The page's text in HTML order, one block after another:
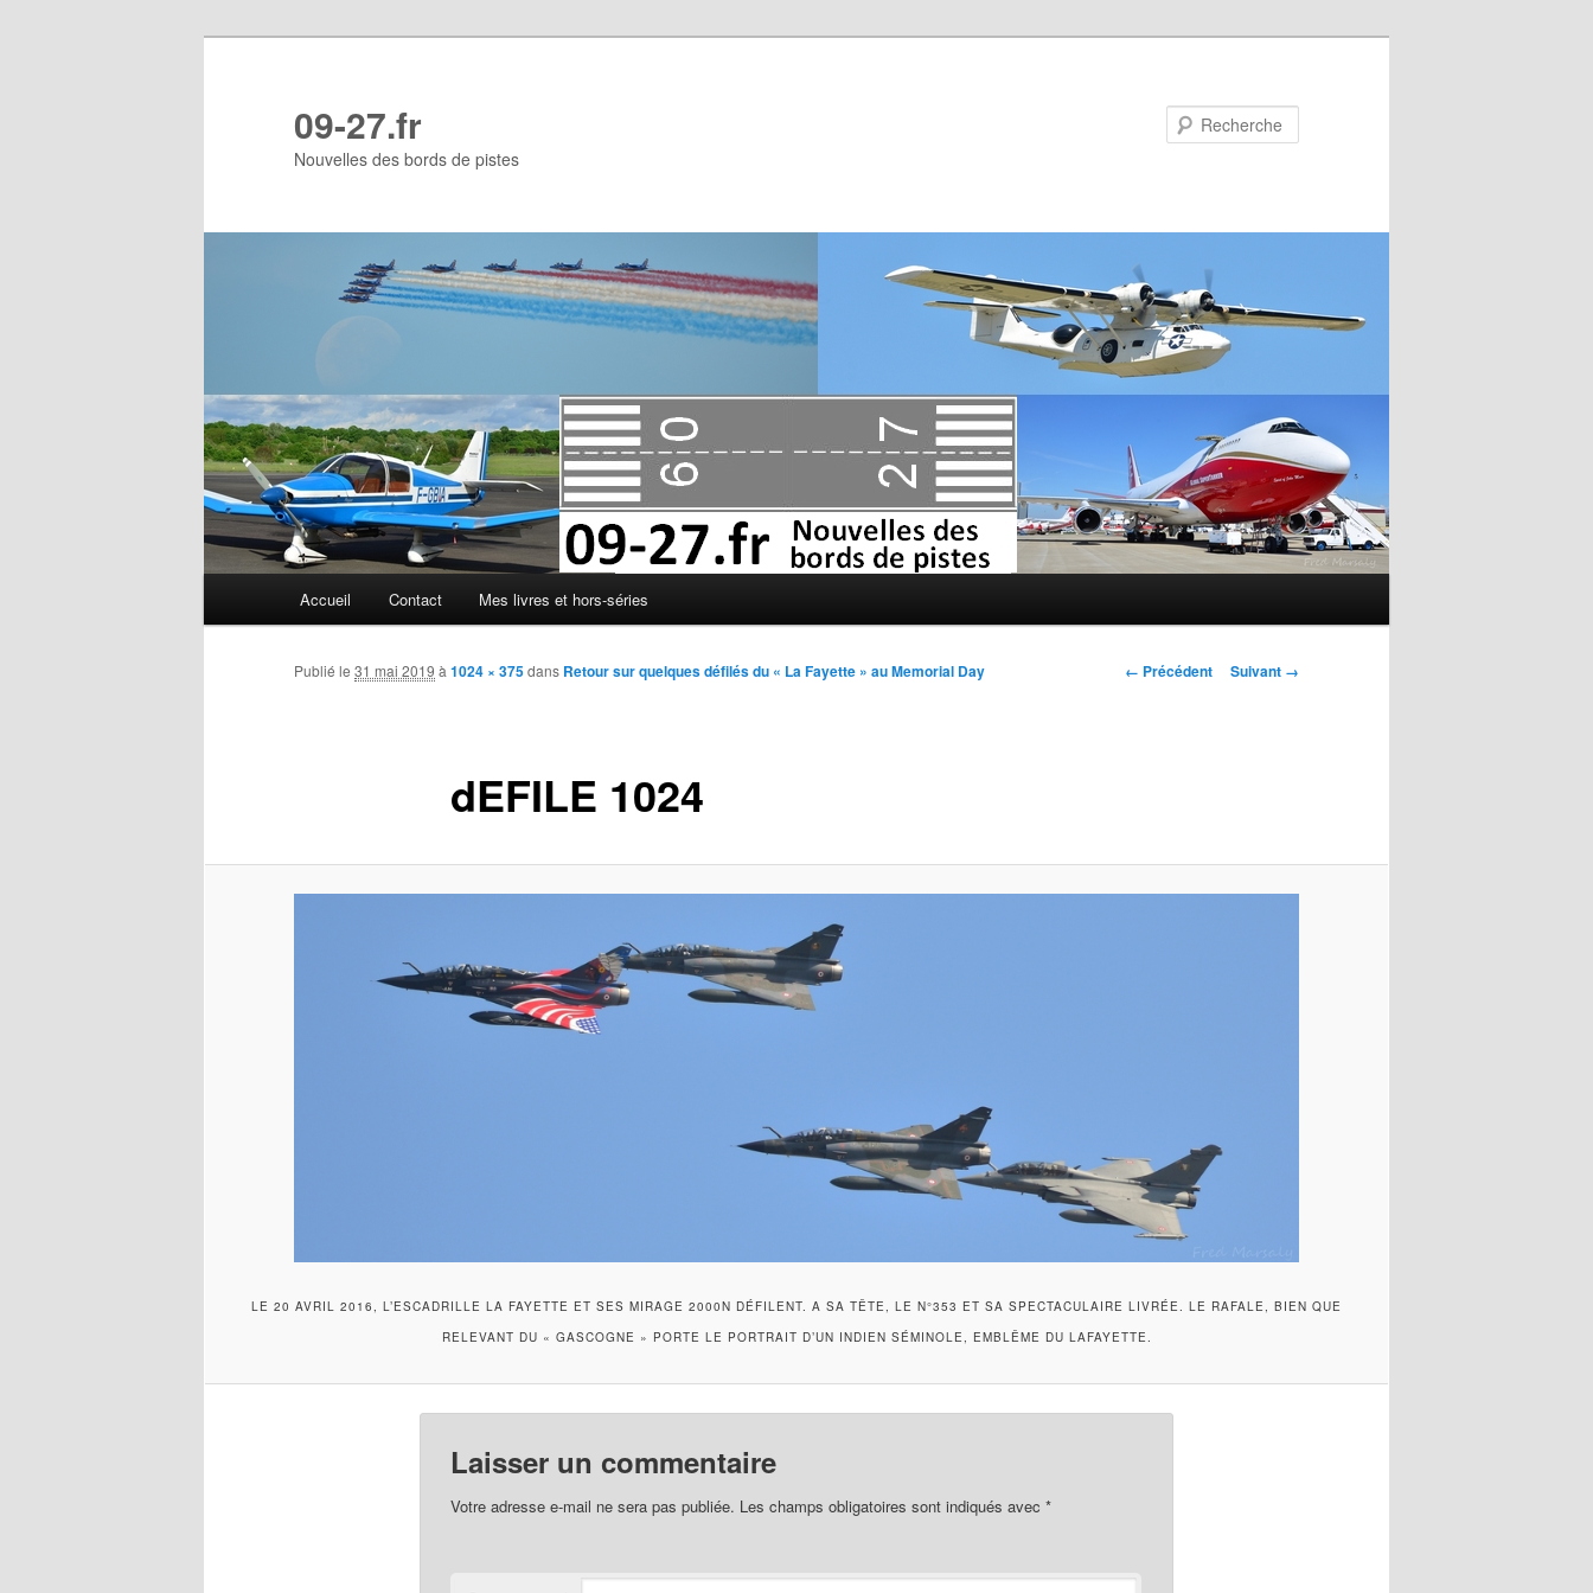
09-27.fr
Nouvelles des bords de pistes
Accueil Contact Mes livres et hors-séries
Navigation
← Précédent Suivant →
dEFILE 1024
Publié le 31 mai 2019 à1024 × 375dans Retour sur quelques défilés du « La Fayette » au Memorial Day
LE 20 AVRIL 2016, L’ESCADRILLE LA FAYETTE ET SES MIRAGE 2000N DÉFILENT. A SA TÊTE, LE N°353 ET SA SPECTACULAIRE LIVRÉE. LE RAFALE, BIEN QUE
RELEVANT DU « GASCOGNE » PORTE LE PORTRAIT D’UN INDIEN SÉMINOLE, EMBLÊME DU LAFAYETTE.
Laisser un commentaire
Votre adresse e-mail ne sera pas publiée. Les champs obligatoires sont indiqués avec *